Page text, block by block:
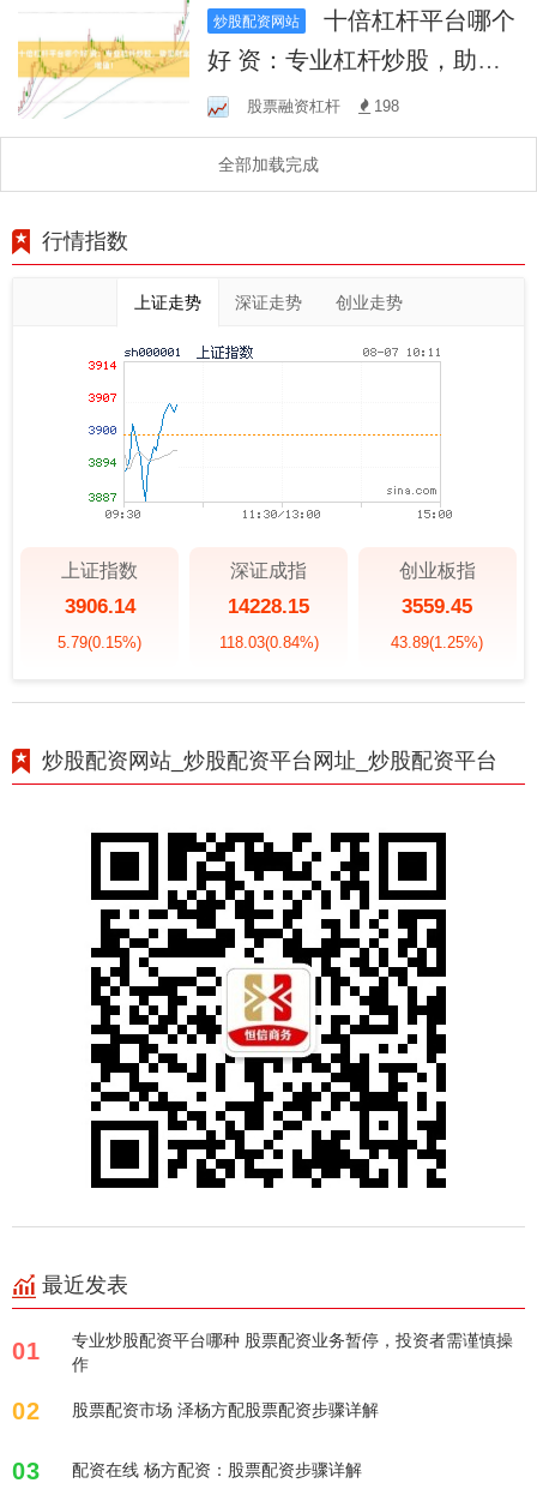
炒股配资网站
十倍杠杆平台哪个
好 资：专业杠杆炒股，助您
财富增值！
股票融资杠杆 198
全部加载完成
行情指数
上证走势 深证走势 创业走势
上证指数
3906.14
5.79(0.15%)
深证成指
14228.15
118.03(0.84%)
创业板指
3559.45
43.89(1.25%)
炒股配资网站_炒股配资平台网址_炒股配资平台
最近发表
01
专业炒股配资平台哪种 股票配资业务暂停，投资者需谨慎操
作
02 股票配资市场 泽杨方配股票配资步骤详解
03 配资在线 杨方配资：股票配资步骤详解